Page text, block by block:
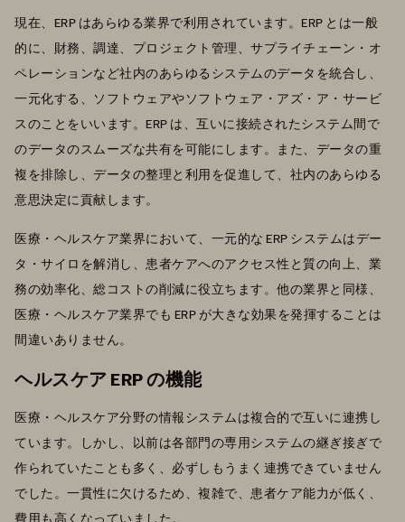
現在、ERP はあらゆる業界で利用されています。ERP とは一般
的に、財務、調達、プロジェクト管理、サプライチェーン・オ
ペレーションなど社内のあらゆるシステムのデータを統合し、
一元化する、ソフトウェアやソフトウェア・アズ・ア・サービ
スのことをいいます。ERP は、互いに接続されたシステム間で
のデータのスムーズな共有を可能にします。また、データの重
複を排除し、データの整理と利用を促進して、社内のあらゆる
意思決定に貢献します。
医療・ヘルスケア業界において、一元的な ERP システムはデー
タ・サイロを解消し、患者ケアへのアクセス性と質の向上、業
務の効率化、総コストの削減に役立ちます。他の業界と同様、
医療・ヘルスケア業界でも ERP が大きな効果を発揮することは
間違いありません。
ヘルスケア ERP の機能
医療・ヘルスケア分野の情報システムは複合的で互いに連携し
ています。しかし、以前は各部門の専用システムの継ぎ接ぎで
作られていたことも多く、必ずしもうまく連携できていません
でした。一貫性に欠けるため、複雑で、患者ケア能力が低く、
費用も高くなっていました。